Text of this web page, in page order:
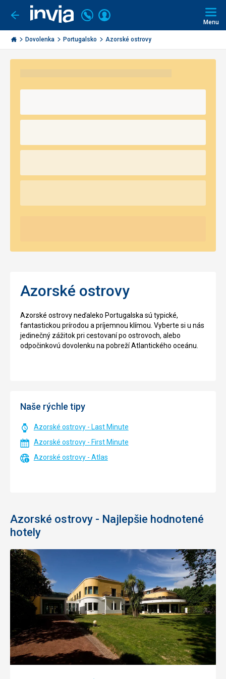
Ísť
späť
Invia.sk
Volajte
+421
2
3221
Prihlásiť
Menu
Dovolenka Portugalsko Azorské ostrovy
Azorské ostrovy
Azorské ostrovy neďaleko Portugalska sú typické,
fantastickou prírodou a príjemnou klímou. Vyberte si u nás
jedinečný zážitok pri cestovaní po ostrovoch, alebo
odpočinkovú dovolenku na pobreží Atlantického oceánu.
Naše rýchle tipy
Azorské ostrovy - Last Minute
Azorské ostrovy - First Minute
Azorské ostrovy - Atlas
Azorské ostrovy - Najlepšie hodnotené
hotely